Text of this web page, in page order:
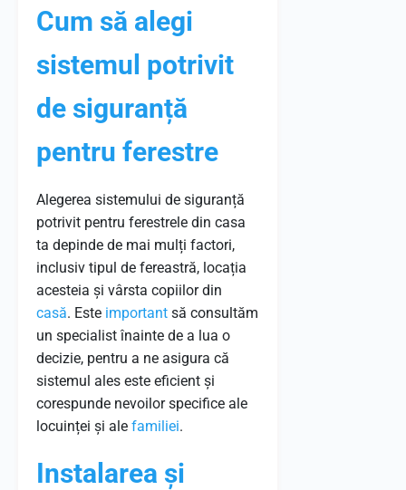
Cum să alegi
sistemul potrivit
de siguranță
pentru ferestre
Alegerea sistemului de siguranță
potrivit pentru ferestrele din casa
ta depinde de mai mulți factori,
inclusiv tipul de fereastră, locația
acesteia și vârsta copiilor din
casă. Este important să consultăm
un specialist înainte de a lua o
decizie, pentru a ne asigura că
sistemul ales este eficient și
corespunde nevoilor specifice ale
locuinței și ale familiei.
Instalarea și